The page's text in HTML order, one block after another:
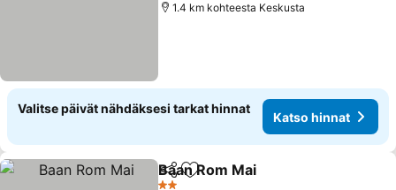
1.4 km kohteesta Keskusta
Valitse päivät nähdäksesi tarkat hinnat
Katso hinnat
Jaa Lisää suosikkeihin
Baan Rom Mai